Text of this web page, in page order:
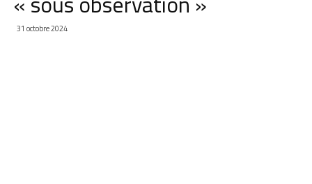
31 octobre 2024